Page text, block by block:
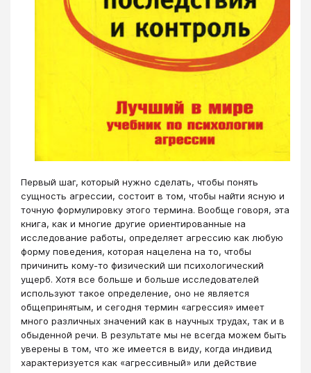
Первый шаг, который нужно сделать, чтобы понять
сущность агрессии, состоит в том, чтобы найти ясную и
точную формулировку этого термина. Вообще говоря, эта
книга, как и многие другие ориентированные на
исследование работы, определяет агрессию как любую
форму поведения, которая нацелена на то, чтобы
причинить кому-то физический ши психологический
ущерб. Хотя все больше и больше исследователей
используют такое определение, оно не является
общепринятым, и сегодня термин «агрессия» имеет
много различных значений как в научных трудах, так и в
обыденной речи. В результате мы не всегда можем быть
уверены в том, что же имеется в виду, когда индивид
характеризуется как «агрессивный» или действие